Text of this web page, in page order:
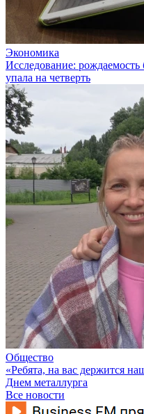
Экономика
Исследование:
упала на четверть
Общество
«Ребята, на вас держится
Днем металлурга
Все новости